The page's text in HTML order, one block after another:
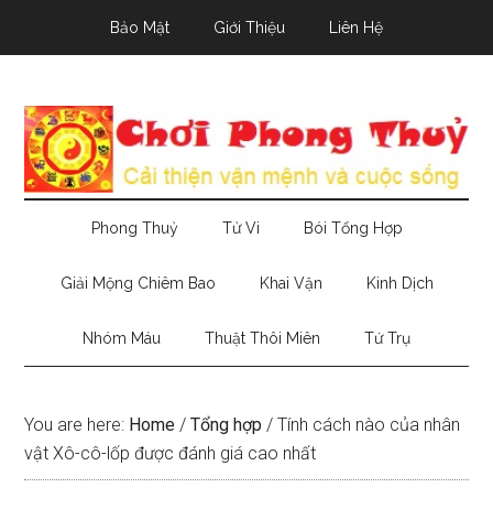
Bảo Mật Giới Thiệu Liên Hệ
Phong Thuỷ Tử Vi Bói Tổng Hợp
Giải Mộng Chiêm Bao Khai Vận Kinh Dịch
Nhóm Máu Thuật Thôi Miên Tứ Trụ
You are here: Home / Tổng hợp / Tính cách nào của nhân
vật Xô-cô-lốp được đánh giá cao nhất